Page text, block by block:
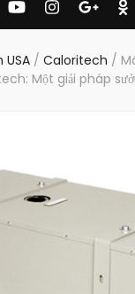
/ Caloritech /
Một giải pháp